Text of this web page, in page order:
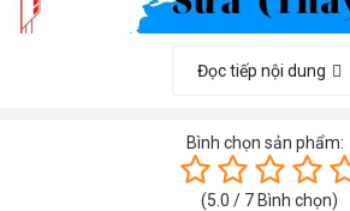
Đọc tiếp nội dung
Bình chọn sản phẩm:
(5.0 / 7Bình chọn)